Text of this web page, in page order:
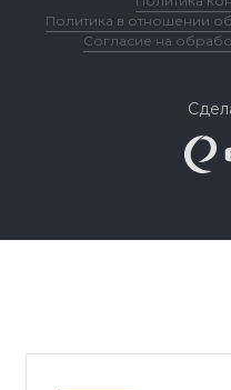
Политика в отношении
Согласие на